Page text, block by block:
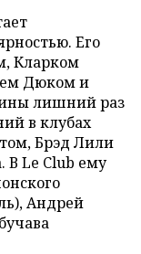
Его
Кларком
Дюком и
лишний раз
в клубах
Брэд Лили
В Le Club ему
Андрей